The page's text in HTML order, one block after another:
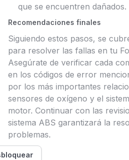
que se encuentren dañados.
Recomendaciones finales
Siguiendo estos pasos, se
para resolver las fallas en tu
Asegúrate de verificar cada
en los códigos de error
por los más importantes
sensores de oxígeno y el
motor. Continuar con las
sistema ABS garantizará la
problemas.